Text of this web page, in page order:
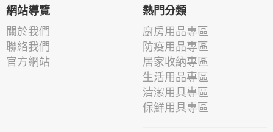
網站導覽
關於我們
聯絡我們
官方網站
熱門分類
廚房用品專區
防疫用品專區
居家收納專區
生活用品專區
清潔用具專區
保鮮用具專區